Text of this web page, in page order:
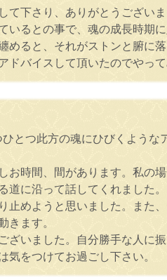
て下さり、ありがとうござい
いるとの事で、魂の成長時期
めると、それがストンと腑に
ドバイスして頂いたのでやっ
とつ此方の魂にひびくよう
お時間、間があります。私の
に沿って話してくれました。
止めようと思いました。また
きます。
ざいました。自分勝手な人に
をつけてお過ごし下さい。